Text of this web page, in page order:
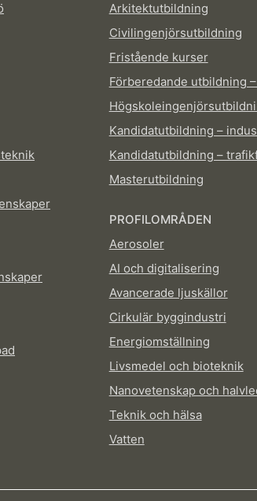
Arkitektutbildning
Civilingenjörsutbildning
Fristående kurser
Förberedande utbildning
Kandidatutbildning –
Kandidatutbildning –
Masterutbildning
PROFILOMRÅDEN
Aerosoler
AI och digitalisering
Avancerade ljuskällor
Cirkulär byggindustri
Energiomställning
Livsmedel och bioteknik
Nanovetenskap och
Teknik och hälsa
Vatten